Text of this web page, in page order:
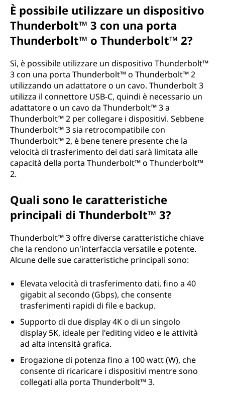
È possibile utilizzare un dispositivo
Thunderbolt™ 3 con una porta
Thunderbolt™ o Thunderbolt™ 2?
Sì, è possibile utilizzare un dispositivo Thunderbolt™
3 con una porta Thunderbolt™ o Thunderbolt™ 2
utilizzando un adattatore o un cavo. Thunderbolt 3
utilizza il connettore USB-C, quindi è necessario un
adattatore o un cavo da Thunderbolt™ 3 a
Thunderbolt™ 2 per collegare i dispositivi. Sebbene
Thunderbolt™ 3 sia retrocompatibile con
Thunderbolt™ 2, è bene tenere presente che la
velocità di trasferimento dei dati sarà limitata alle
capacità della porta Thunderbolt™ o Thunderbolt™
2.
Quali sono le caratteristiche
principali di Thunderbolt™ 3?
Thunderbolt™ 3 offre diverse caratteristiche chiave
che la rendono un'interfaccia versatile e potente.
Alcune delle sue caratteristiche principali sono:
Elevata velocità di trasferimento dati, fino a 40
gigabit al secondo (Gbps), che consente
trasferimenti rapidi di file e backup.
Supporto di due display 4K o di un singolo
display 5K, ideale per l'editing video e le attività
ad alta intensità grafica.
Erogazione di potenza fino a 100 watt (W), che
consente di ricaricare i dispositivi mentre sono
collegati alla porta Thunderbolt™ 3.